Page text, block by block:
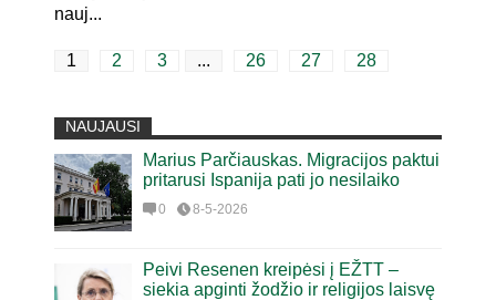
nauj...
1 2 3 ... 26 27 28
NAUJAUSI
Marius Parčiauskas. Migracijos paktui
pritarusi Ispanija pati jo nesilaiko
0 8-5-2026
Peivi Resenen kreipėsi į EŽTT –
siekia apginti žodžio ir religijos laisvę